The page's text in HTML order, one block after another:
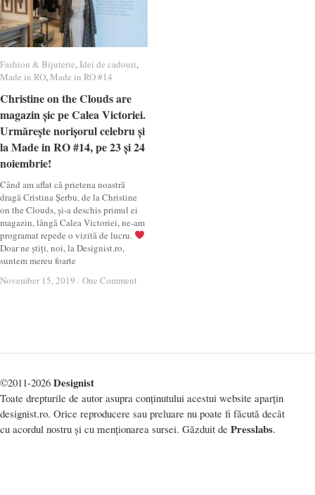
Fashion & Bijuterie, Idei de cadouri,
Made in RO,Made in RO #14
Christine on the Clouds are
magazin șic pe Calea Victoriei.
Urmărește norișorul celebru și
la Made in RO #14, pe 23 și 24
noiembrie!
Când am aflat că prietena noastră
dragă Cristina Șerbu, de la Christine
on the Clouds, și-a deschis primul ei
magazin, lângă Calea Victoriei, ne-am
programat repede o vizită de lucru.
Doar ne știți, noi, la Designist.ro,
suntem mereu foarte
November 15, 2019 / One Comment
Fashion & Bijuterie Idei de cadouri
Made in RO Made in RO #14
Christine on the Clouds are
magazin șic pe Calea Victoriei.
Urmărește norișorul celebru și
la Made in RO #14, pe 23 și 24
noiembrie!
November 15, 2019 / One Comment
©2011-2026 Designist
Toate drepturile de autor asupra conținutului acestui website aparțin
designist.ro. Orice reproducere sau preluare nu poate fi făcută decât
cu acordul nostru și cu menționarea sursei. Găzduit de Presslabs.